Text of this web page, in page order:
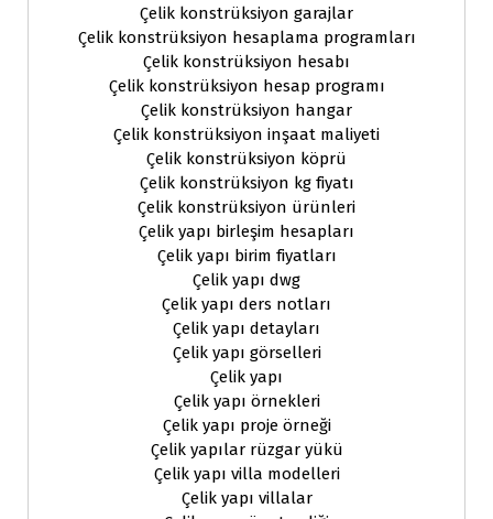
Çelik konstrüksiyon garajlar
Çelik konstrüksiyon hesaplama programları
Çelik konstrüksiyon hesabı
Çelik konstrüksiyon hesap programı
Çelik konstrüksiyon hangar
Çelik konstrüksiyon inşaat maliyeti
Çelik konstrüksiyon köprü
Çelik konstrüksiyon kg fiyatı
Çelik konstrüksiyon ürünleri
Çelik yapı birleşim hesapları
Çelik yapı birim fiyatları
Çelik yapı dwg
Çelik yapı ders notları
Çelik yapı detayları
Çelik yapı görselleri
Çelik yapı
Çelik yapı örnekleri
Çelik yapı proje örneği
Çelik yapılar rüzgar yükü
Çelik yapı villa modelleri
Çelik yapı villalar